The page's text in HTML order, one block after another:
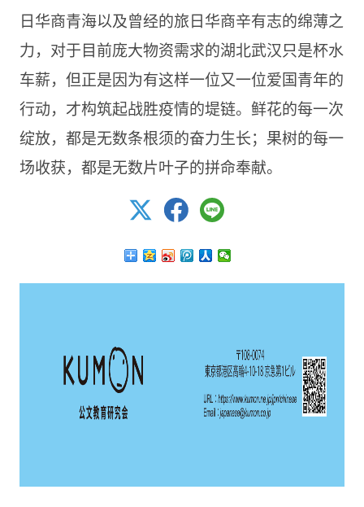
日华商青海以及曾经的旅日华商辛有志的绵薄之
力，对于目前庞大物资需求的湖北武汉只是杯水
车薪，但正是因为有这样一位又一位爱国青年的
行动，才构筑起战胜疫情的堤链。鲜花的每一次
绽放，都是无数条根须的奋力生长；果树的每一
场收获，都是无数片叶子的拼命奉献。